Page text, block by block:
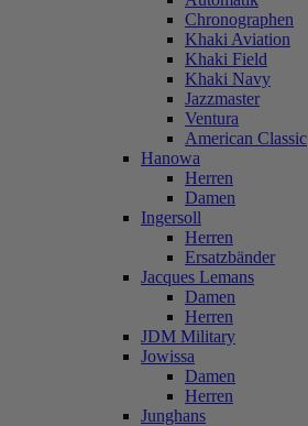
Chronographen
Khaki Aviation
Khaki Field
Khaki Navy
Jazzmaster
Ventura
American Classic
Hanowa
Herren
Damen
Ingersoll
Herren
Ersatzbänder
Jacques Lemans
Damen
Herren
JDM Military
Jowissa
Damen
Herren
Junghans